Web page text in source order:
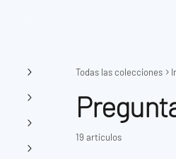
Todas las colecciones
19 artículos